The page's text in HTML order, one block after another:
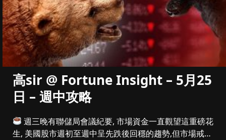
高sir @ Fortune Insight – 5月25
日 – 週中攻略
週三晚有聯儲局會議紀要, 市場資金一直觀望這重磅花
生, 美國股市週初至週中呈先跌後回穩的趨勢,但市場戒心